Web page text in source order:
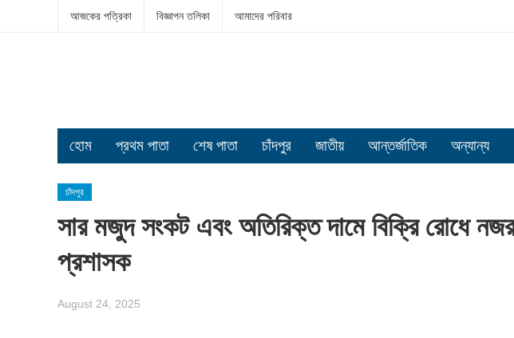
আজকের পত্রিকা বিজ্ঞাপন তলিকা আমাদের পরিবার
হোম প্রথম পাতা শেষ পাতা চাঁদপুর জাতীয় আন্তর্জাতিক অন্যান্য
চাঁদপুর
সার মজুদ সংকট এবং অতিরিক্ত দামে বিক্রি রোধে
প্রশাসক
August 24, 2025